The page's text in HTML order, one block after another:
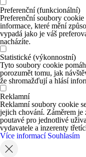
Preferenční (funkcionální)
Preferenční soubory
informace, které mění
vypadá jako je váš
nacházíte.
Statistické (výkonnostní)
Tyto soubory cookie
porozumět tomu, jak
že shromažďují a hlásí
Reklamní
Reklamní soubory cookie
jejich chování. Záměrem je
poutavé pro jednotlivé
vydavatele a inzerenty
Více informací Souhlasím